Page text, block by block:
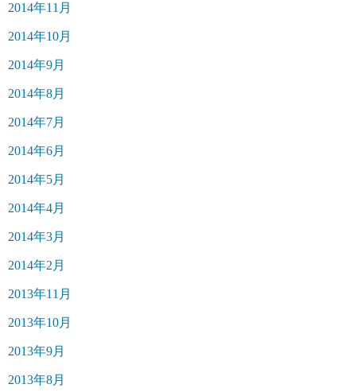
2014年11月
2014年10月
2014年9月
2014年8月
2014年7月
2014年6月
2014年5月
2014年4月
2014年3月
2014年2月
2013年11月
2013年10月
2013年9月
2013年8月